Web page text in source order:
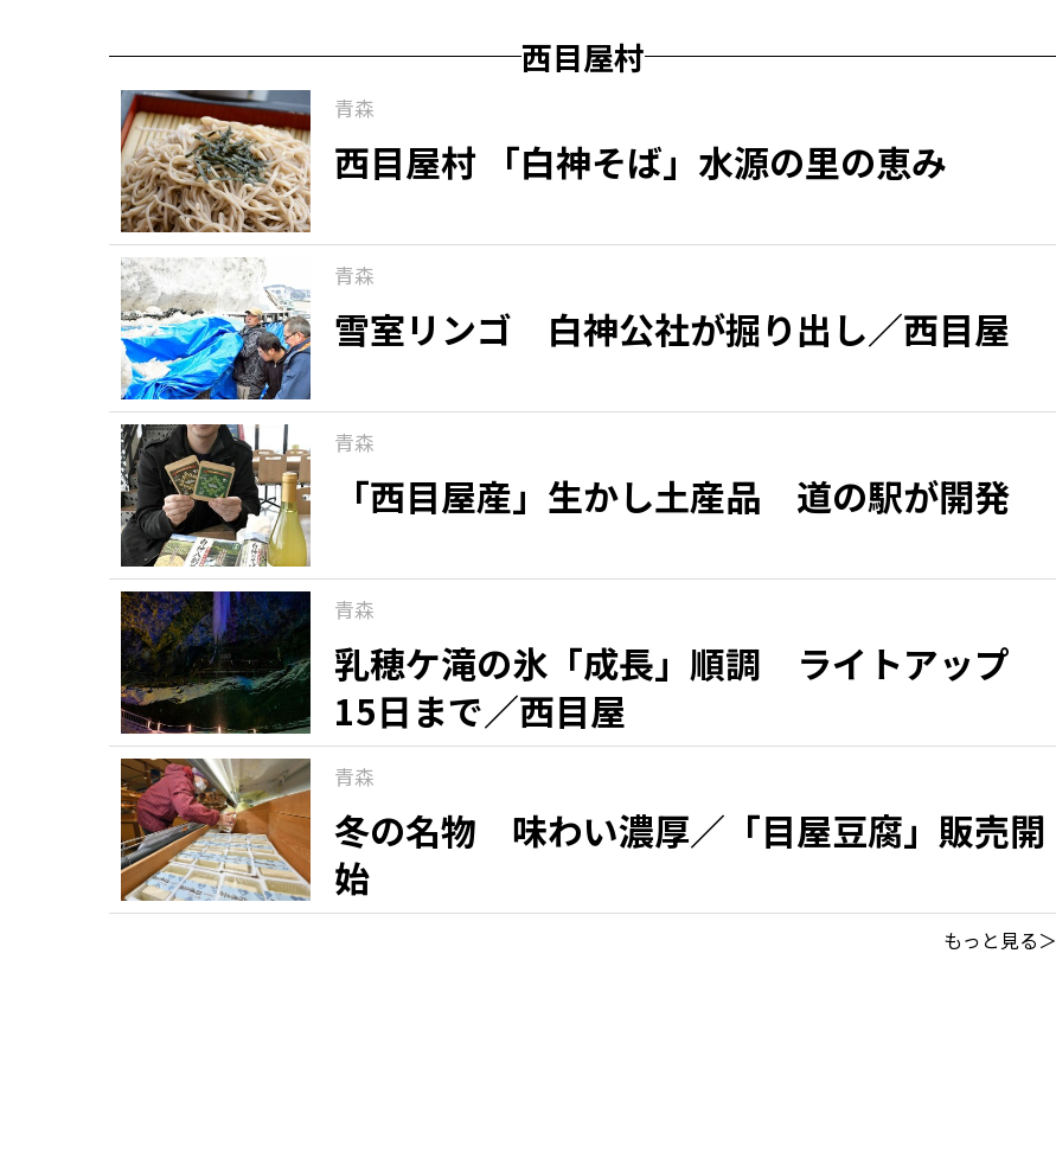
西目屋村
青森
西目屋村 「白神そば」水源の里の恵み
青森
雪室リンゴ 白神公社が掘り出し／西目屋
青森
「西目屋産」生かし土産品 道の駅が開発
青森
乳穂ケ滝の氷「成長」順調 ライトアップ
15日まで／西目屋
青森
冬の名物 味わい濃厚／「目屋豆腐」販売開
始
もっと見る＞